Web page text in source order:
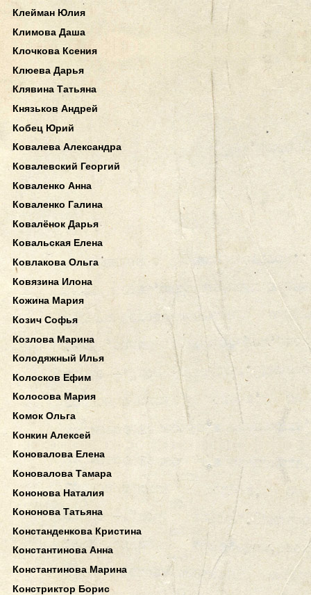
Клейман Юлия
Климова Даша
Клочкова Ксения
Клюева Дарья
Клявина Татьяна
Князьков Андрей
Кобец Юрий
Ковалева Александра
Ковалевский Георгий
Коваленко Анна
Коваленко Галина
Ковалёнок Дарья
Ковальская Елена
Ковлакова Ольга
Ковязина Илона
Кожина Мария
Козич Софья
Козлова Марина
Колодяжный Илья
Колосков Ефим
Колосова Мария
Комок Ольга
Конкин Алексей
Коновалова Елена
Коновалова Тамара
Кононова Наталия
Кононова Татьяна
Констанденкова Кристина
Константинова Анна
Константинова Марина
Констриктор Борис